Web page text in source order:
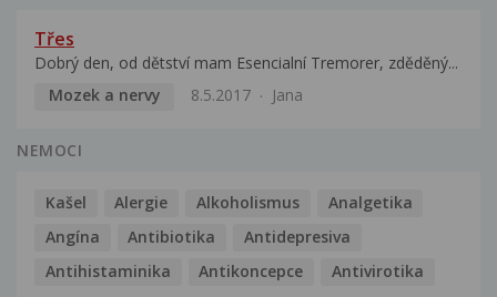
Třes
Dobrý den, od dětství mam Esencialní Tremorer, zděděný...
Mozek a nervy
8.5.2017 Jana
NEMOCI
Kašel Alergie Alkoholismus
Analgetika
Angína
Antibiotika
Antidepresiva
Antihistaminika
Antikoncepce Antivirotika